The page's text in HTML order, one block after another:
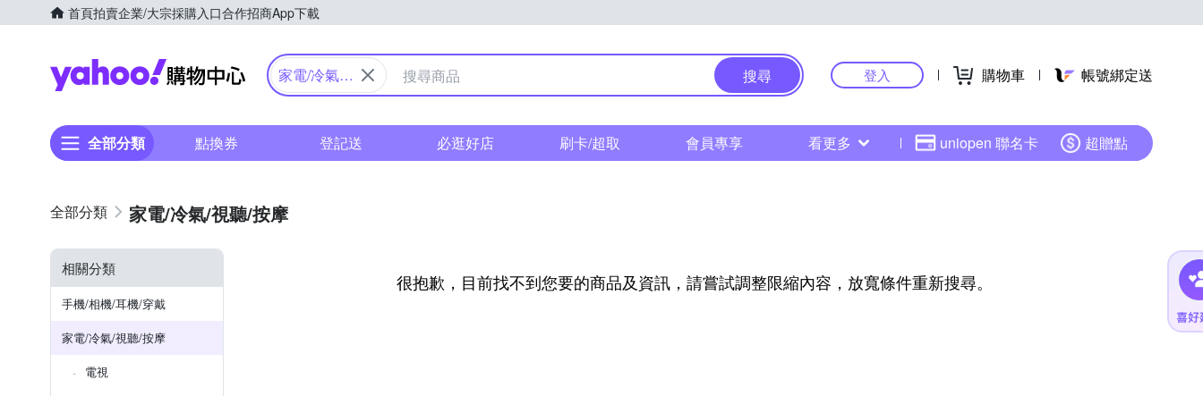
首頁拍賣企業/大宗採購入口合作招商App下載
Yahoo購物中心
家電/冷氣/
搜尋 登入 購物車 帳號綁定送
全部分類 點換券 登記送 必逛好店 刷卡/超取 會員專享 看更多 uniopen 聯名卡 超贈點
家電/冷氣/視聽/按摩
相關分類
手機/相機/耳機/穿戴
家電/冷氣/視聽/按摩
電視
很抱歉，目前找不到您要的商品及資訊，請嘗試調整限縮內容，放寬條件重新搜尋。